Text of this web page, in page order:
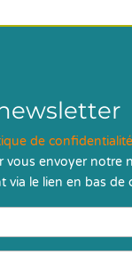
de confidentialité
envoyer notre
le lien en bas de